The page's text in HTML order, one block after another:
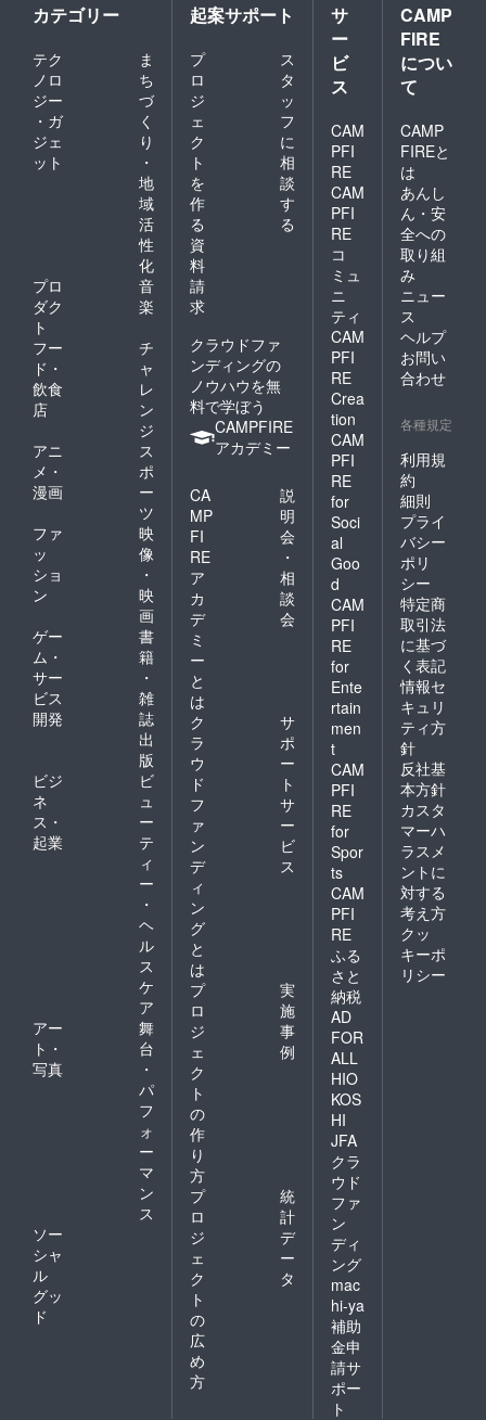
カテゴリー
テク
ノロ
ジー
・ガ
ジェ
ット
ま
ち
づ
く
り
・
地
域
活
性
化
プロ
ダク
ト
音
楽
フー
ド・
飲食
店
チ
ャ
レ
ン
ジ
アニ
メ・
漫画
ス
ポ
ー
ツ
ファ
ッ
ショ
ン
映
像
・
映
画
ゲー
ム・
サー
ビス
開発
書
籍
・
雑
誌
出
版
ビジ
ネ
ス・
起業
ビ
ュ
ー
テ
ィ
ー
・
ヘ
ル
ス
ケ
ア
アー
ト・
写真
舞
台
・
パ
フ
ォ
ー
マ
ン
ス
ソー
シャ
ル
グッ
ド
起案サポート
プ
ロ
ジ
ェ
ク
ト
を
作
る
ス
タ
ッ
フ
に
相
談
す
る
資
料
請
求
クラウドファ
ンディングの
ノウハウを無
料で学ぼう
CAMPFIRE
アカデミー
CA
MP
FI
RE
ア
カ
デ
ミ
ー
と
は
説
明
会
・
相
談
会
ク
ラ
ウ
ド
フ
ァ
ン
デ
ィ
ン
グ
と
は
サ
ポ
ー
ト
サ
ー
ビ
ス
プ
ロ
ジ
ェ
ク
ト
の
作
り
方
実
施
事
例
プ
ロ
ジ
ェ
ク
ト
の
広
め
方
統
計
デ
ー
タ
サ
ー
ビ
ス
CAM
PFI
RE
CAM
PFI
RE
コ
ミュ
ニ
ティ
CAM
PFI
RE
Crea
tion
CAM
PFI
RE
for
Soci
al
Goo
d
CAM
PFI
RE
for
Ente
rtain
men
t
CAM
PFI
RE
for
Spor
ts
CAM
PFI
RE
ふる
さと
納税
AD
FOR
ALL
HIO
KOS
HI
JFA
クラ
ウド
ファ
ン
ディ
ング
mac
hi-ya
補助
金申
請サ
ポー
ト
CAMP
FIRE
につい
て
CAMP
FIREと
は
あんし
ん・安
全への
取り組
み
ニュー
ス
ヘルプ
お問い
合わせ
各種規定
利用規
約
細則
プライ
バシー
ポリ
シー
特定商
取引法
に基づ
く表記
情報セ
キュリ
ティ方
針
反社基
本方針
カスタ
マーハ
ラスメ
ントに
対する
考え方
クッ
キーポ
リシー